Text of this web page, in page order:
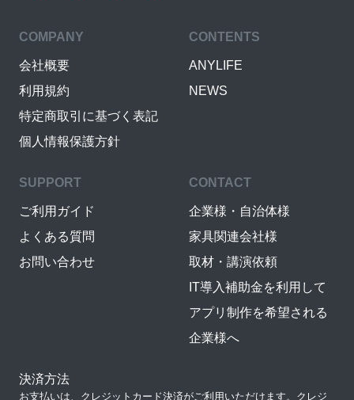
COMPANY
会社概要
利用規約
特定商取引に基づく表記
個人情報保護方針
CONTENTS
ANYLIFE
NEWS
SUPPORT
ご利用ガイド
よくある質問
お問い合わせ
CONTACT
企業様・自治体様
家具関連会社様
取材・講演依頼
IT導入補助金を利用して
アプリ制作を希望される
企業様へ
決済方法
お支払いは、クレジットカード決済がご利用いただけます。クレジ